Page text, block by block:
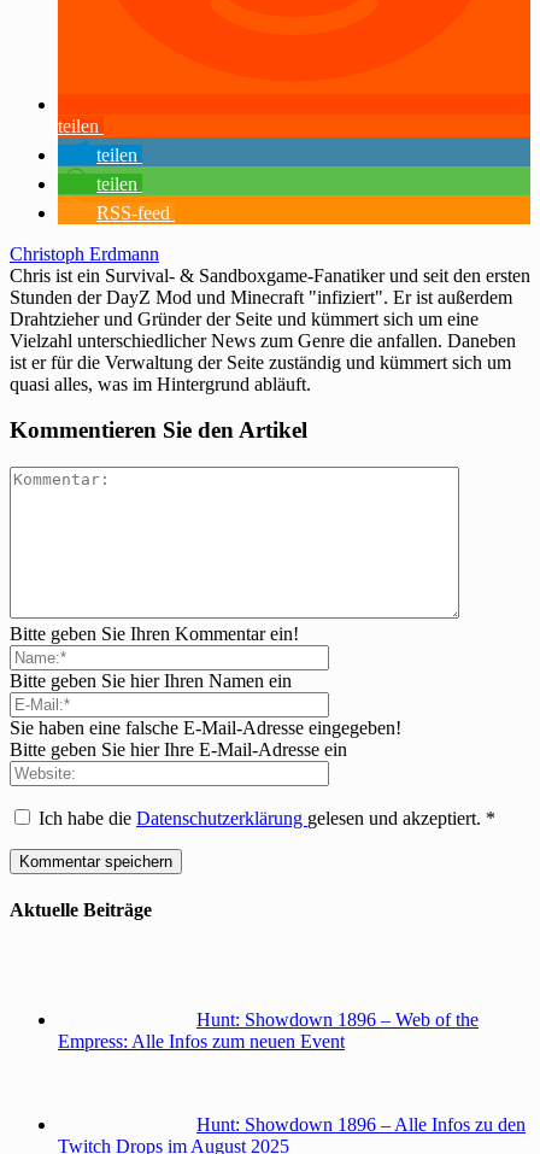
teilen
teilen
teilen
RSS-feed
Christoph Erdmann
Chris ist ein Survival- & Sandboxgame-Fanatiker und seit den ersten
Stunden der DayZ Mod und Minecraft "infiziert". Er ist außerdem
Drahtzieher und Gründer der Seite und kümmert sich um eine
Vielzahl unterschiedlicher News zum Genre die anfallen. Daneben
ist er für die Verwaltung der Seite zuständig und kümmert sich um
quasi alles, was im Hintergrund abläuft.
Kommentieren Sie den Artikel
Bitte geben Sie Ihren Kommentar ein!
Bitte geben Sie hier Ihren Namen ein
Sie haben eine falsche E-Mail-Adresse eingegeben!
Bitte geben Sie hier Ihre E-Mail-Adresse ein
Ich habe die Datenschutzerklärung gelesen und akzeptiert. *
Aktuelle Beiträge
Hunt: Showdown 1896 – Web of the
Empress: Alle Infos zum neuen Event
Hunt: Showdown 1896 – Alle Infos zu den
Twitch Drops im August 2025